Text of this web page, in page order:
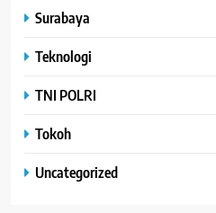
Surabaya
Teknologi
TNI POLRI
Tokoh
Uncategorized